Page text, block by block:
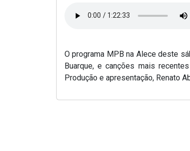
O programa MPB na Alece deste
Buarque, e canções mais
Produção e apresentação, Renato